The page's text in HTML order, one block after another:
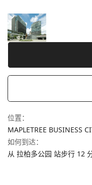
位置：
MAPLETREE BUSINESS
如何到达：
从 拉柏多公园 站步行 12